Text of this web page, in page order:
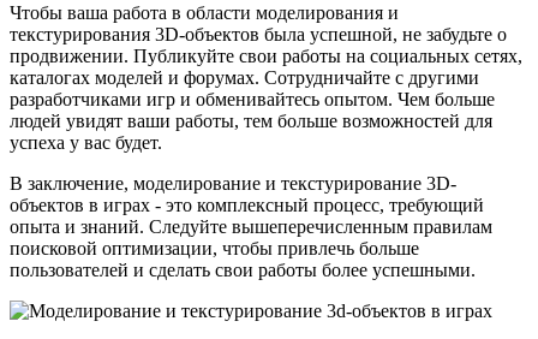
Чтобы ваша работа в области моделирования и
текстурирования 3D-объектов была успешной, не забудьте о
продвижении. Публикуйте свои работы на социальных сетях,
каталогах моделей и форумах. Сотрудничайте с другими
разработчиками игр и обменивайтесь опытом. Чем больше
людей увидят ваши работы, тем больше возможностей для
успеха у вас будет.
В заключение, моделирование и текстурирование 3D-
объектов в играх - это комплексный процесс, требующий
опыта и знаний. Следуйте вышеперечисленным правилам
поисковой оптимизации, чтобы привлечь больше
пользователей и сделать свои работы более успешными.